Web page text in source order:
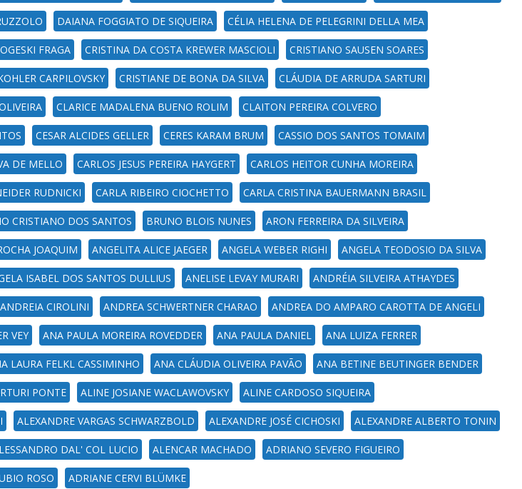
DAIANA FOGGIATO DE SIQUEIRA CÉLIA HELENA DE PELEGRINI DELLA MEA
FRAGA CRISTINA DA COSTA KREWER MASCIOLI CRISTIANO SAUSEN SOARES
CARPILOVSKY CRISTIANE DE BONA DA SILVA CLÁUDIA DE ARRUDA SARTURI
CLARICE MADALENA BUENO ROLIM CLAITON PEREIRA COLVERO
CESAR ALCIDES GELLER CERES KARAM BRUM CASSIO DOS SANTOS TOMAIM
DE MELLO CARLOS JESUS PEREIRA HAYGERT CARLOS HEITOR CUNHA MOREIRA
RUDNICKI CARLA RIBEIRO CIOCHETTO CARLA CRISTINA BAUERMANN BRASIL
CRISTIANO DOS SANTOS BRUNO BLOIS NUNES ARON FERREIRA DA SILVEIRA
JOAQUIM ANGELITA ALICE JAEGER ANGELA WEBER RIGHI ANGELA TEODOSIO DA SILVA
ISABEL DOS SANTOS DULLIUS ANELISE LEVAY MURARI ANDRÉIA SILVEIRA ATHAYDES
ANDREIA CIROLINI ANDREA SCHWERTNER CHARAO ANDREA DO AMPARO CAROTTA DE ANGELI
VEY ANA PAULA MOREIRA ROVEDDER ANA PAULA DANIEL ANA LUIZA FERRER
LAURA FELKL CASSIMINHO ANA CLÁUDIA OLIVEIRA PAVÃO ANA BETINE BEUTINGER BENDER
PONTE ALINE JOSIANE WACLAWOVSKY ALINE CARDOSO SIQUEIRA
ALEXANDRE VARGAS SCHWARZBOLD ALEXANDRE JOSÉ CICHOSKI ALEXANDRE ALBERTO TONIN
DAL' COL LUCIO ALENCAR MACHADO ADRIANO SEVERO FIGUEIRO
ROSO ADRIANE CERVI BLÜMKE